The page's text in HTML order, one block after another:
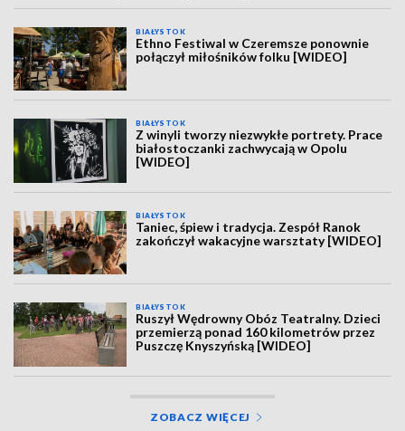
BIAŁYSTOK
Ethno Festiwal w Czeremsze ponownie
połączył miłośników folku [WIDEO]
BIAŁYSTOK
Z winyli tworzy niezwykłe portrety. Prace
białostoczanki zachwycają w Opolu
[WIDEO]
BIAŁYSTOK
Taniec, śpiew i tradycja. Zespół Ranok
zakończył wakacyjne warsztaty [WIDEO]
BIAŁYSTOK
Ruszył Wędrowny Obóz Teatralny. Dzieci
przemierzą ponad 160 kilometrów przez
Puszczę Knyszyńską [WIDEO]
ZOBACZ WIĘCEJ